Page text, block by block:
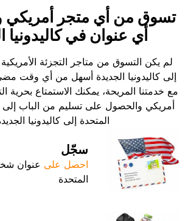
تسوق من أي متجر أمريكي
أي عنوان في كاليدونيا
لم يكن التسوق من متاجر التجزئة
مع خدمتنا المريحة، يمكنك الاستمتاع
أمريكي والحصول على تسليم من الباب إلى
المتحدة إلى كاليدونيا
سجّل
احصل على عنوان
المتحدة